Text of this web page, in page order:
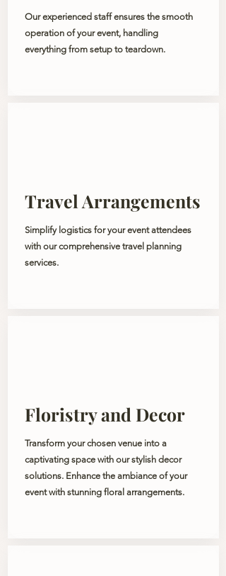
Our experienced staff ensures the smooth
operation of your event, handling
everything from setup to teardown.
Travel Arrangements
Simplify logistics for your event attendees
with our comprehensive travel planning
services.
Floristry and Decor
Transform your chosen venue into a
captivating space with our stylish decor
solutions. Enhance the ambiance of your
event with stunning floral arrangements.